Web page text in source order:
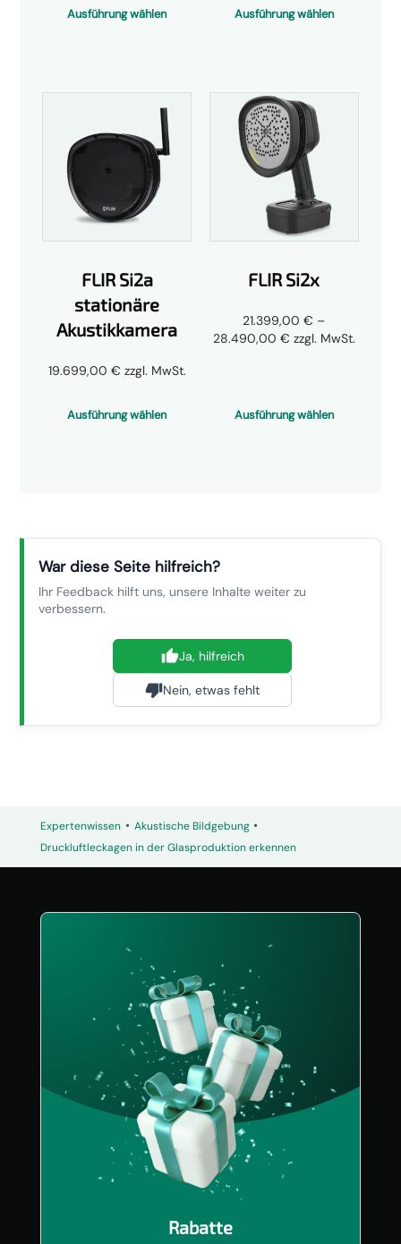
Ausführung wählen
22.890,00 €
Ausführung wählen
FLIR Si2a
stationäre
Akustikkamera
19.699,00 € zzgl. MwSt.
Ausführung wählen
FLIR Si2x
21.399,00€ –
28.490,00 €Preisspanne:
zzgl. MwSt.
Ausführung wählen
War diese Seite hilfreich?
Ihr Feedback hilft uns, unsere Inhalte weiter zu
verbessern.
Ja, hilfreich
Nein, etwas fehlt
Expertenwissen • Akustische Bildgebung •
Druckluftleckagen in der Glasproduktion erkennen
Rabatte